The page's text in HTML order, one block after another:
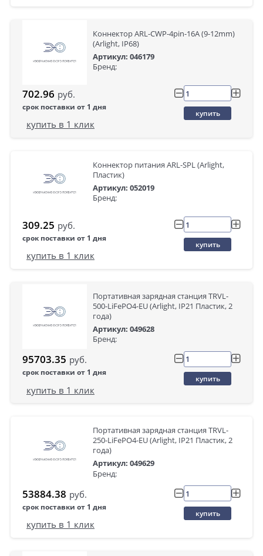
Коннектор ARL-CWP-4pin-16A (9-12mm)
(Arlight, IP68)
Артикул: 046179
Бренд:
702.96 руб.
срок поставки от 1 дня
купить
купить в 1 клик
Коннектор питания ARL-SPL (Arlight,
Пластик)
Артикул: 052019
Бренд:
309.25 руб.
срок поставки от 1 дня
купить
купить в 1 клик
Портативная зарядная станция TRVL-
500-LiFePO4-EU (Arlight, IP21 Пластик, 2
года)
Артикул: 049628
Бренд:
95703.35 руб.
срок поставки от 1 дня
купить
купить в 1 клик
Портативная зарядная станция TRVL-
250-LiFePO4-EU (Arlight, IP21 Пластик, 2
года)
Артикул: 049629
Бренд:
53884.38 руб.
срок поставки от 1 дня
купить
купить в 1 клик